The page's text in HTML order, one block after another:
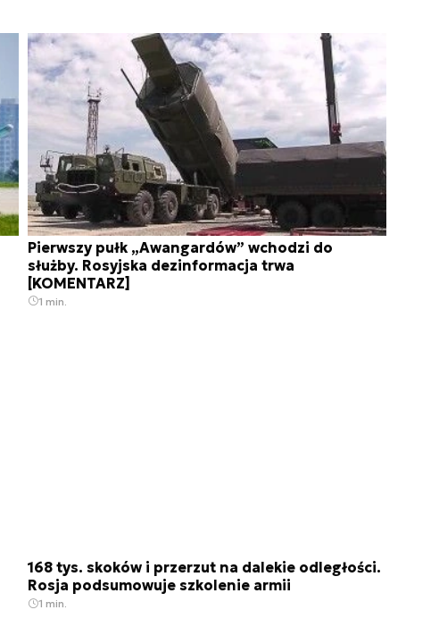
Pierwszy pułk „Awangardów” wchodzi do
służby. Rosyjska dezinformacja trwa
[KOMENTARZ]
1 min.
168 tys. skoków i przerzut na dalekie odległości.
Rosja podsumowuje szkolenie armii
1 min.